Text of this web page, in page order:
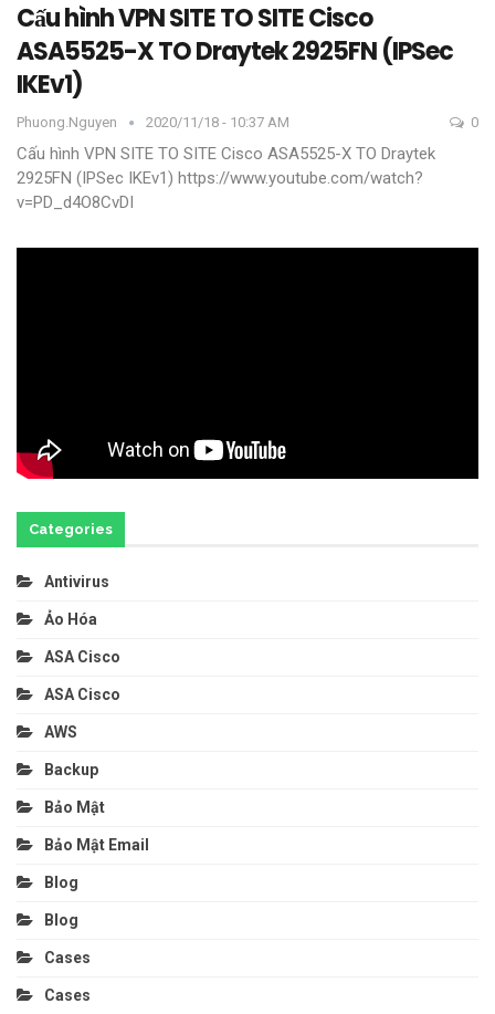
Cấu hình VPN SITE TO SITE Cisco
ASA5525-X TO Draytek 2925FN (IPSec
IKEv1)
Phuong.nguyen 2020/11/18 - 10:37 AM 0
Cấu hình VPN SITE TO SITE Cisco ASA5525-X TO Draytek
2925FN (IPSec IKEv1) https://www.youtube.com/watch?
v=PD_d4O8CvDI
Categories
Antivirus
Ảo Hóa
ASA Cisco
ASA Cisco
AWS
Backup
Bảo Mật
Bảo Mật Email
Blog
Blog
Cases
Cases